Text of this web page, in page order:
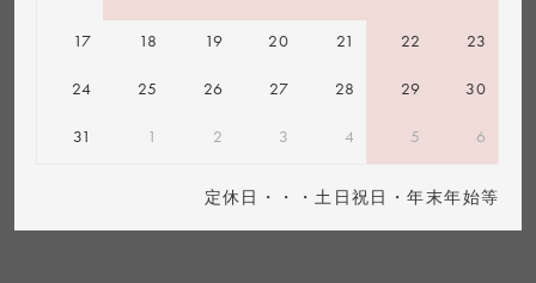
17 18 19 20 21 22 23
24 25 26 27 28 29 30
31 1 2 3 4 5 6
定休日・・・土日祝日・年末年始等